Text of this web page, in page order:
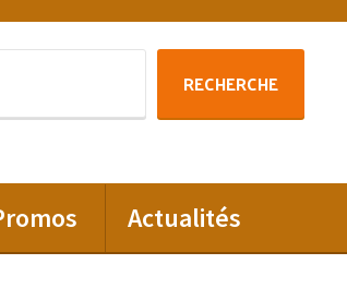
RECHERCHE
Actualités